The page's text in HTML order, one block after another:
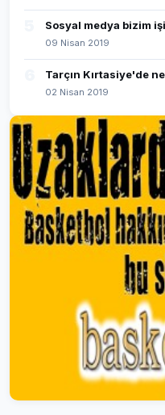
Sosyal medya bizim
09 Nisan 2019
Tarçın Kırtasiye'de
02 Nisan 2019